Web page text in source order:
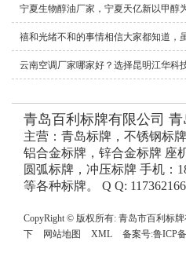
宁夏生物醇油厂家，宁夏天亿新以甲醇
禧和光绪不和的事情相信大家都知道，
云南空调厂家哪家好？选择昆明江华科
青岛百利标牌有限公司
主营：青岛标牌，不锈钢标
铝合金标牌，锌合金标牌 座
圆弧标牌，冲压标牌 手机：
等各种标牌。 Q Q:
CopyRight © 版权所有: 青岛市百利标牌
下
网站地图 XML 备案号:鲁ICP